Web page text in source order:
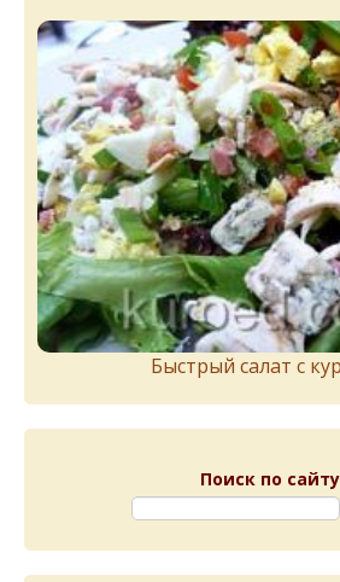
Быстрый салат с
Поиск по сайту